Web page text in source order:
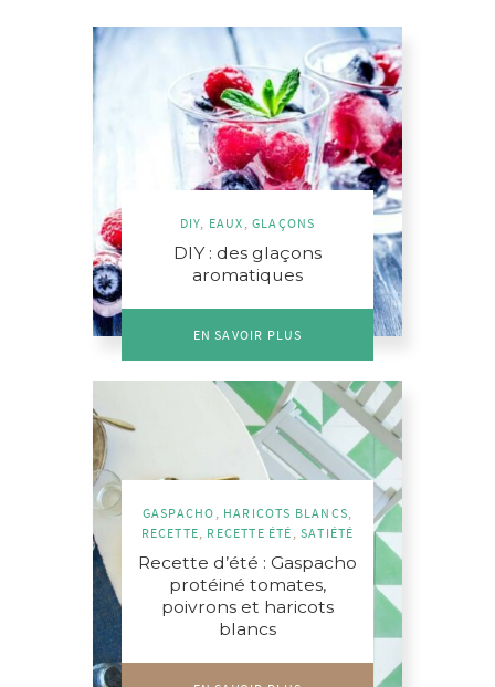
DIY EAUX GLAÇONS
DIY : des glaçons
aromatiques
EN SAVOIR PLUS
GASPACHO HARICOTS BLANCS
RECETTE RECETTE ÉTÉ SATIÉTÉ
Recette d’été : Gaspacho
protéiné tomates,
poivrons et haricots
blancs